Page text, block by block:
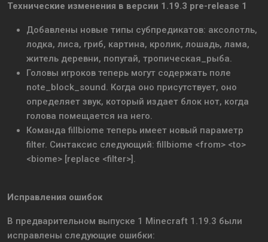
Технические изменения в версии 1.19.3 pre-release 1
Добавлены новые типы субпредикатов: аксолотль,
лодка, лиса, гриб, картина, кролик, лошадь, лама,
житель деревни, попугай, тропическая_рыба.
Головы игроков теперь могут содержать поле
note_block_sound. Когда оно присутствует, оно
определяет звук, который издает блок нот, когда
голова помещается на него.
Команда fillbiome теперь имеет новый параметр
filter. Синтаксис следующий: fillbiome <from> <to>
<biome> [replace <filter>].
Исправления ошибок
В предварительном выпуске 1 Minecraft 1.19.3 были
исправлены следующие ошибки: